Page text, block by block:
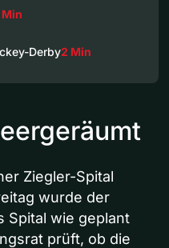
Derby2 Min
Ziegler-Spital
wurde der
Spital wie geplant
prüft, ob die